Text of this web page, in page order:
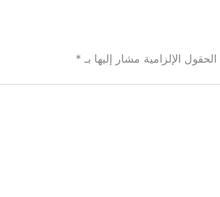
الحقول الإلزامية مشار إليها بـ *